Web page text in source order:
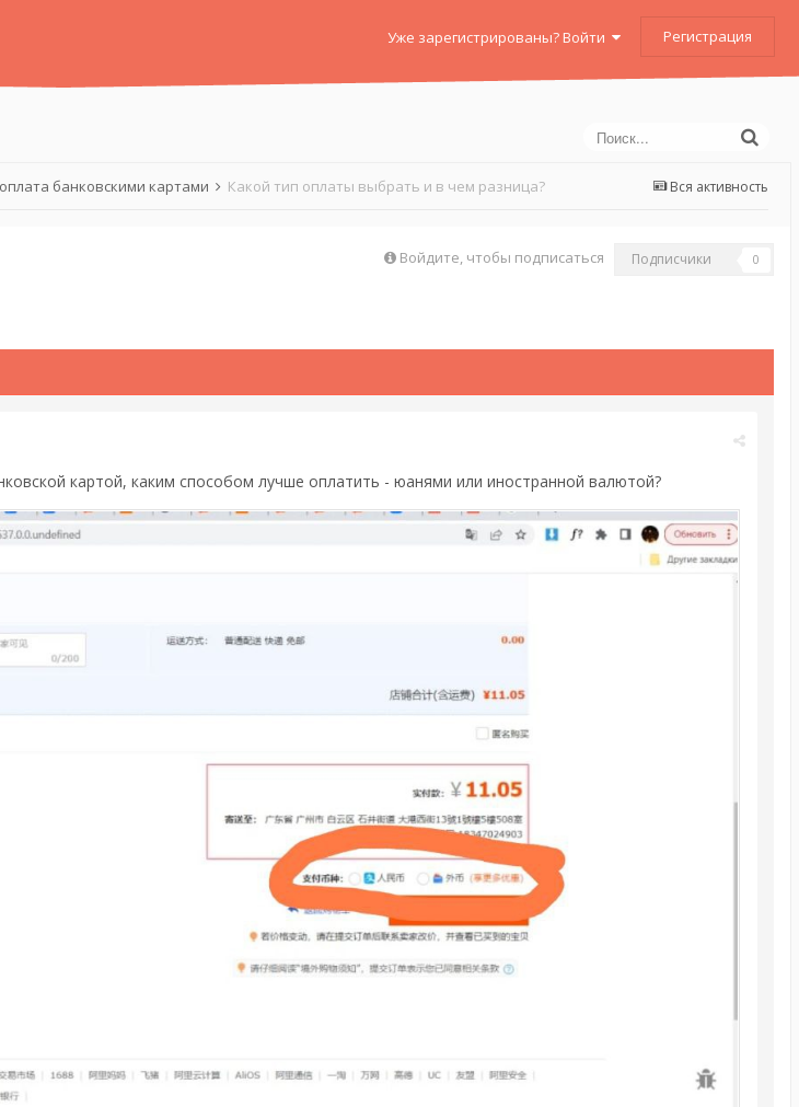
Уже зарегистрированы? Войти Регистрация
Вся активность
банковскими картами Какой тип оплаты выбрать и в чем разница?
Войдите, чтобы подписаться Подписчики 0
картой, каким способом лучше оплатить - юанями или иностранной валютой?